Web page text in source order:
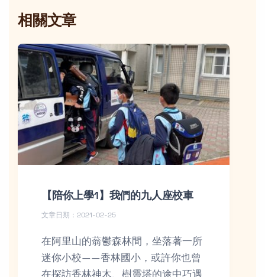
相關文章
【陪你上學1】我們的九人座校車
文章日期：2021-02-25
在阿里山的蓊鬱森林間，坐落著一所
迷你小校——香林國小，或許你也曾